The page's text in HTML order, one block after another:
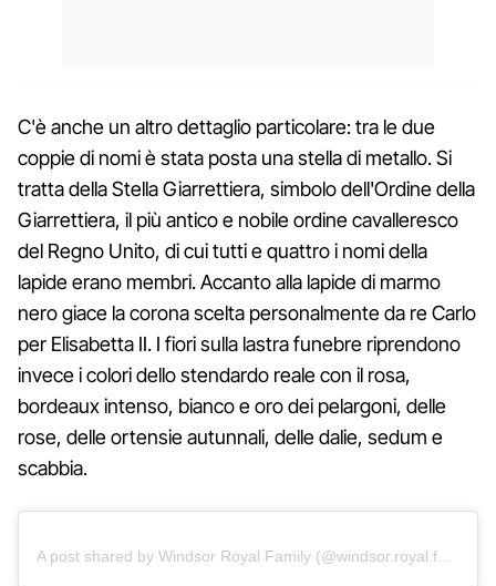
C'è anche un altro dettaglio particolare: tra le due
coppie di nomi è stata posta una stella di metallo. Si
tratta della Stella Giarrettiera, simbolo dell'Ordine della
Giarrettiera, il più antico e nobile ordine cavalleresco
del Regno Unito, di cui tutti e quattro i nomi della
lapide erano membri. Accanto alla lapide di marmo
nero giace la corona scelta personalmente da re Carlo
per Elisabetta II. I fiori sulla lastra funebre riprendono
invece i colori dello stendardo reale con il rosa,
bordeaux intenso, bianco e oro dei pelargoni, delle
rose, delle ortensie autunnali, delle dalie, sedum e
scabbia.